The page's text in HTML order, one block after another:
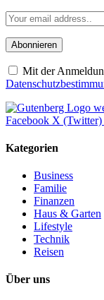
Mit der
Facebook X (Twitter)
Kategorien
Business
Familie
Finanzen
Haus & Garten
Lifestyle
Technik
Reisen
Über uns